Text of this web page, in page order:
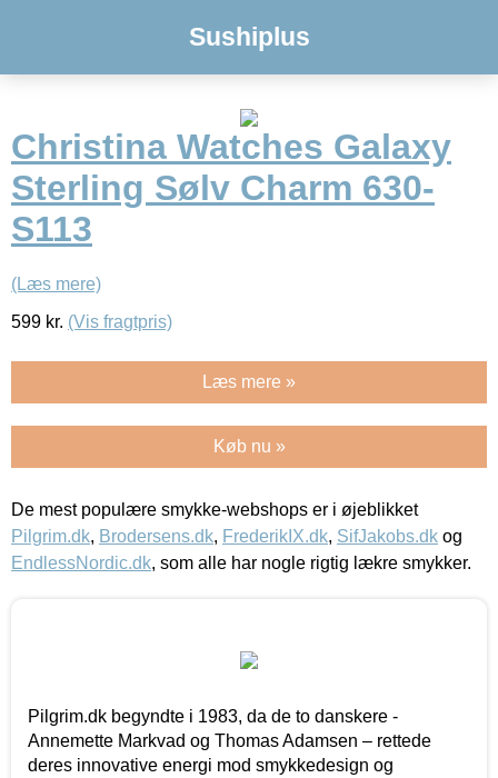
Sushiplus
Christina Watches Galaxy
Sterling Sølv Charm 630-
S113
(Læs mere)
599 kr. (Vis fragtpris)
Læs mere »
Køb nu »
De mest populære smykke-webshops er i øjeblikket
Pilgrim.dk, Brodersens.dk, FrederikIX.dk, SifJakobs.dk og
EndlessNordic.dk, som alle har nogle rigtig lækre smykker.
Pilgrim.dk begyndte i 1983, da de to danskere -
Annemette Markvad og Thomas Adamsen – rettede
deres innovative energi mod smykkedesign og